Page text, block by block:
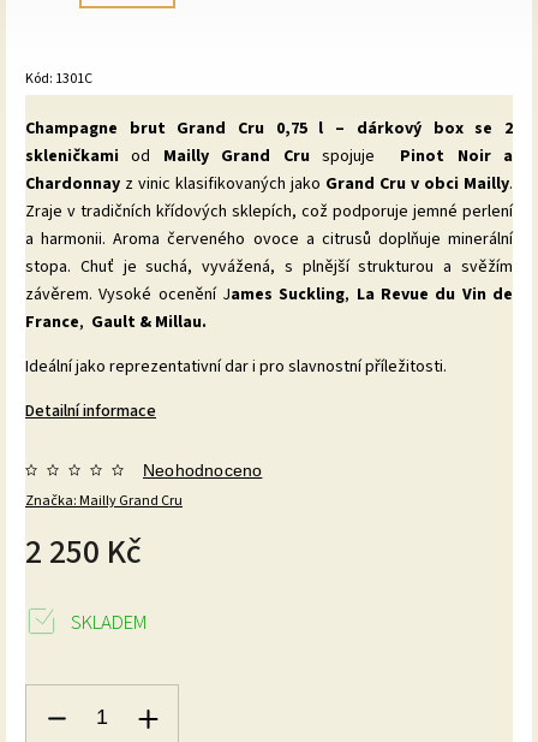
Kód: 1301C
Champagne brut Grand Cru 0,75 l – dárkový box se 2
skleničkami od Mailly Grand Cru spojuje
Pinot Noir a
Chardonnay z vinic klasifikovaných jako Grand Cru v obci Mailly.
Zraje v tradičních křídových sklepích, což podporuje jemné perlení
a harmonii. Aroma červeného ovoce a citrusů doplňuje minerální
stopa. Chuť je suchá, vyvážená, s plnější strukturou a svěžím
závěrem. Vysoké ocenění James Suckling, La Revue du Vin de
France, Gault & Millau.
Ideální jako reprezentativní dar i pro slavnostní příležitosti.
Detailní informace
Značka: Mailly Grand Cru
Neohodnoceno
2 250 Kč
SKLADEM